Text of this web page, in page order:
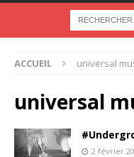
ACCUEIL universal
universal
2 février